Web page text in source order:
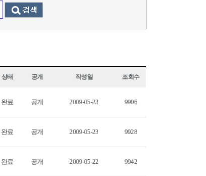
상태 공개 작성일 조회수
완료 공개 2009-05-23 9906
완료 공개 2009-05-23 9928
완료 공개 2009-05-22 9942